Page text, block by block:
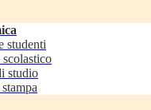
studenti
scolastico
studio